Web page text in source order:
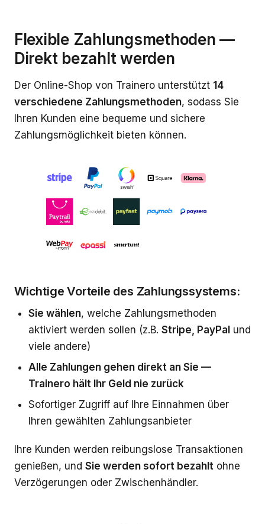
Flexible Zahlungsmethoden —
Direkt bezahlt werden
Der Online-Shop von Trainero unterstützt 14
verschiedene Zahlungsmethoden, sodass Sie
Ihren Kunden eine bequeme und sichere
Zahlungsmöglichkeit bieten können.
Wichtige Vorteile des Zahlungssystems:
Sie wählen, welche Zahlungsmethoden
aktiviert werden sollen (z.B. Stripe, PayPalund
viele andere)
Alle Zahlungen gehen direkt an Sie —
Trainero hält Ihr Geld nie zurück
Sofortiger Zugriff auf Ihre Einnahmen über
Ihren gewählten Zahlungsanbieter
Ihre Kunden werden reibungslose Transaktionen
genießen, und Sie werden sofort bezahlt ohne
Verzögerungen oder Zwischenhändler.